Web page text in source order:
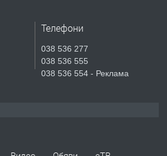
СГЛОБЯВАНЕ НА МЕБЕЛИ.
Телефони
038 536 277
038 536 555
038 536 554 - Реклама